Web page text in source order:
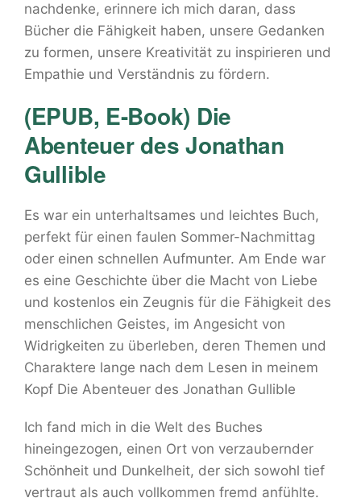
nachdenke, erinnere ich mich daran, dass
Bücher die Fähigkeit haben, unsere Gedanken
zu formen, unsere Kreativität zu inspirieren und
Empathie und Verständnis zu fördern.
(EPUB, E-Book) Die
Abenteuer des Jonathan
Gullible
Es war ein unterhaltsames und leichtes Buch,
perfekt für einen faulen Sommer-Nachmittag
oder einen schnellen Aufmunter. Am Ende war
es eine Geschichte über die Macht von Liebe
und kostenlos ein Zeugnis für die Fähigkeit des
menschlichen Geistes, im Angesicht von
Widrigkeiten zu überleben, deren Themen und
Charaktere lange nach dem Lesen in meinem
Kopf Die Abenteuer des Jonathan Gullible
Ich fand mich in die Welt des Buches
hineingezogen, einen Ort von verzaubernder
Schönheit und Dunkelheit, der sich sowohl tief
vertraut als auch vollkommen fremd anfühlte.